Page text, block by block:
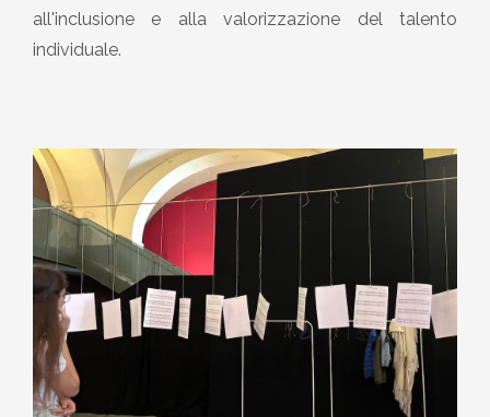
all'inclusione e alla valorizzazione del talento
individuale.